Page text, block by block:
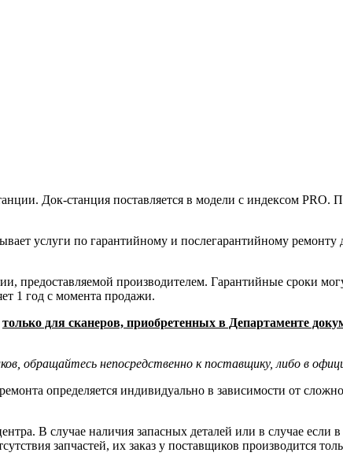
Док-станция поставляется в модели с индексом
услуги по гарантийному и послегарантийному ремонту
предоставляемой производителем. Гарантийные сроки
1 год с момента продажи.
только для сканеров, приобретенных в Департаменте
обращайтесь непосредственно к поставщику, либо в
определяется индивидуально в зависимости от
В случае наличия запасных деталей или в случае если
запчастей, их заказ у поставщиков производится